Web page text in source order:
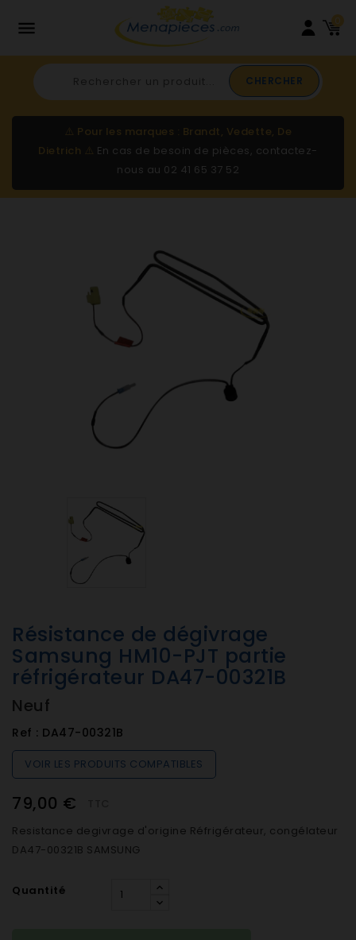
 0
CHERCHER
⚠️ Pour les marques : Brandt, Vedette, De
Dietrich ⚠️ En cas de besoin de pièces, contactez-
nous au 02 41 65 37 52
Résistance de dégivrage
Samsung HM10-PJT partie
réfrigérateur DA47-00321B
Neuf
Ref : DA47-00321B
VOIR LES PRODUITS COMPATIBLES
79,00 €
Resistance degivrage d'origine Réfrigérateur, congélateur
DA47-00321B SAMSUNG
Quantité